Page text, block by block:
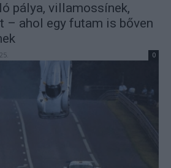
pálya, villamossínek,
– ahol egy futam is bőven
0